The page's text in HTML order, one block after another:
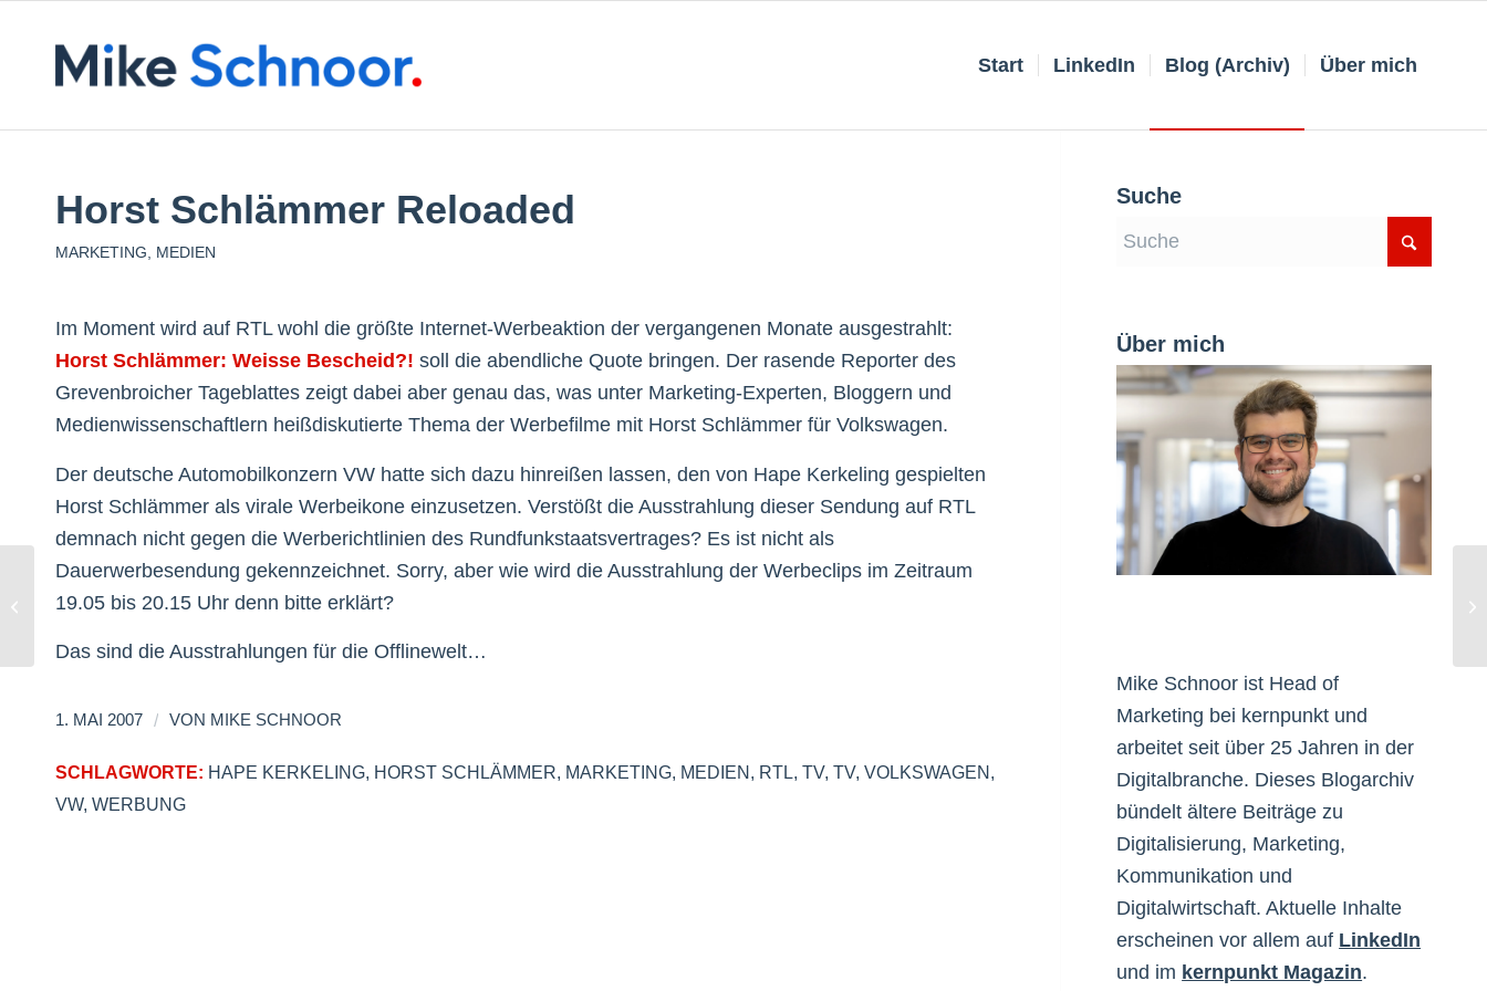
Start LinkedIn Blog (Archiv) Über mich
Horst Schlämmer Reloaded
MARKETING MEDIEN
Im Moment wird auf RTL wohl die größte Internet-Werbeaktion der vergangenen Monate ausgestrahlt:
Horst Schlämmer: Weisse Bescheid?! soll die abendliche Quote bringen. Der rasende Reporter des
Grevenbroicher Tageblattes zeigt dabei aber genau das, was unter Marketing-Experten, Bloggern und
Medienwissenschaftlern heißdiskutierte Thema der Werbefilme mit Horst Schlämmer für Volkswagen.
Der deutsche Automobilkonzern VW hatte sich dazu hinreißen lassen, den von Hape Kerkeling gespielten
Horst Schlämmer als virale Werbeikone einzusetzen. Verstößt die Ausstrahlung dieser Sendung auf RTL
demnach nicht gegen die Werberichtlinien des Rundfunkstaatsvertrages? Es ist nicht als
Dauerwerbesendung gekennzeichnet. Sorry, aber wie wird die Ausstrahlung der Werbeclips im Zeitraum
19.05 bis 20.15 Uhr denn bitte erklärt?
Das sind die Ausstrahlungen für die Offlinewelt…
1. MAI 2007 / VON MIKE SCHNOOR
SCHLAGWORTE: HAPE KERKELING, HORST SCHLÄMMER, MARKETING, MEDIEN, RTL, TV, TV, VOLKSWAGEN,
VW, WERBUNG
Suche
Über mich
Mike Schnoor ist Head of
Marketing bei kernpunkt und
arbeitet seit über 25 Jahren in der
Digitalbranche. Dieses Blogarchiv
bündelt ältere Beiträge zu
Digitalisierung, Marketing,
Kommunikation und
Digitalwirtschaft. Aktuelle Inhalte
erscheinen vor allem auf LinkedIn
und im kernpunkt Magazin.
Latengo und Wamadu